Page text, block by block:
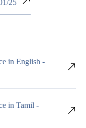
25
in English -
in Tamil -